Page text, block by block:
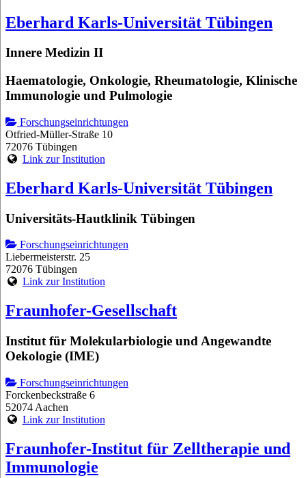
Eberhard Karls-Universität Tübingen
Innere Medizin II
Haematologie, Onkologie, Rheumatologie, Klinische
Immunologie und Pulmologie
Forschungseinrichtungen
Otfried-Müller-Straße 10
72076 Tübingen
Link zur Institution
Eberhard Karls-Universität Tübingen
Universitäts-Hautklinik Tübingen
Forschungseinrichtungen
Liebermeisterstr. 25
72076 Tübingen
Link zur Institution
Fraunhofer-Gesellschaft
Institut für Molekularbiologie und Angewandte
Oekologie (IME)
Forschungseinrichtungen
Forckenbeckstraße 6
52074 Aachen
Link zur Institution
Fraunhofer-Institut für Zelltherapie und
Immunologie